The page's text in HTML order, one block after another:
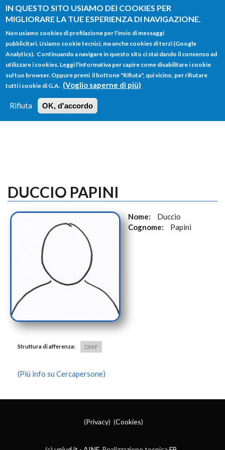
IN QUESTO SITO USIAMO DEI COOKIES PER
MIGLIORARE LA TUE ESPERIENZA DI NAVIGAZIONE.
Non usiamo cookies di profilazione per l'invio di messaggi
pubblicitari. Usiamo cookie tecnici, ma anche cookies di terzi (Google
Analytics). Continuando a navigare in questo sito ci stai dando il consenso ad
utilizzare i cookies. Leggi l'informativa per capire come disabilitare i cookie
sul tuo browser. Oppure premi il bottone "Rifiuta", qui vicino, per rifiutare
tutti i cookie di G.A. (Voglio saperne di più)
Rifiuta OK, d'accordo
Salta al contenuto principale
FORM
DI
RICERCA
Main menu
HOME TUTTI I PROFILI
LOGIN
DUCCIO PAPINI
Nome:
Duccio
Cognome:
Papini
Struttura di afferenza: DMIF
(Più info su Cercapersone)
(Privacy) (Cookies)